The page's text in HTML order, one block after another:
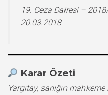
19. Ceza Dairesi –
20.03.2018
Karar Özeti
Yargıtay, sanığın